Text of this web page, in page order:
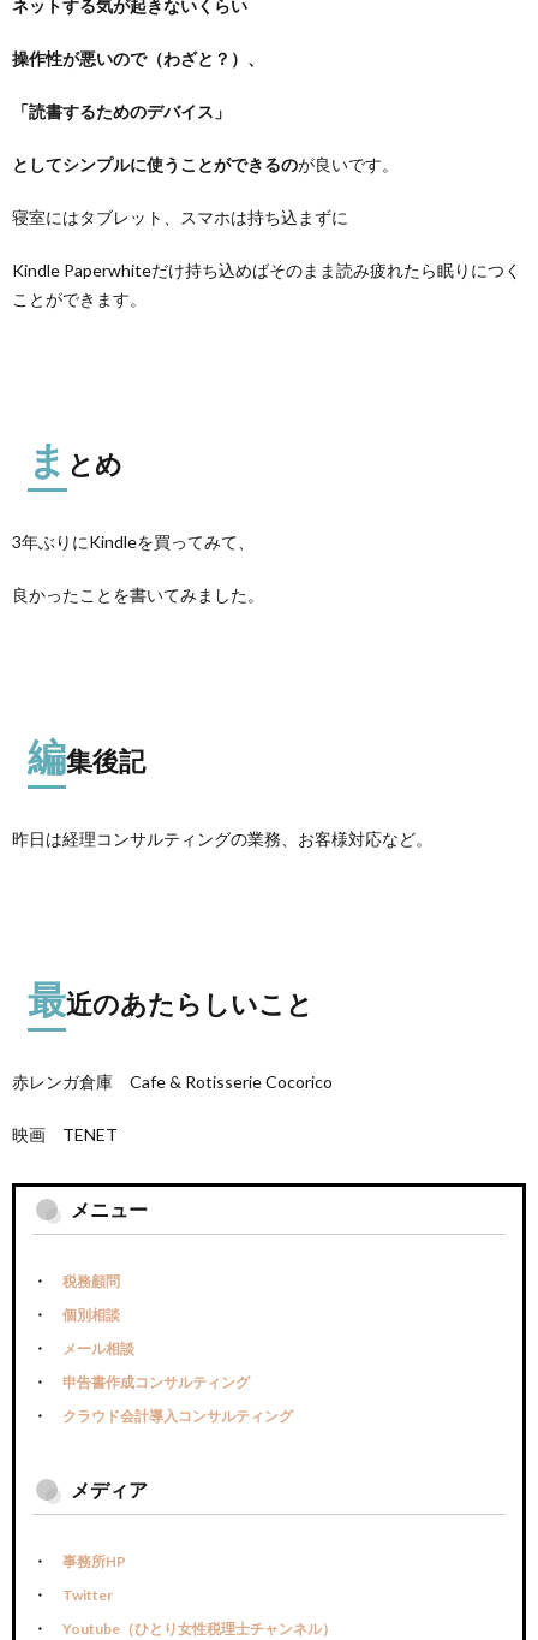
ネットする気が起きないくらい
操作性が悪いので（わざと？）、
「読書するためのデバイス」
としてシンプルに使うことができるのが良いです。
寝室にはタブレット、スマホは持ち込まずに
Kindle Paperwhiteだけ持ち込めばそのまま読み疲れたら眠りにつく
ことができます。
ま とめ
3年ぶりにKindleを買ってみて、
良かったことを書いてみました。
編集後記
昨日は経理コンサルティングの業務、お客様対応など。
最近のあたらしいこと
赤レンガ倉庫 Cafe & Rotisserie Cocorico
映画 TENET
メニュー
税務顧問
個別相談
メール相談
申告書作成コンサルティング
クラウド会計導入コンサルティング
メディア
事務所HP
Twitter
Youtube（ひとり女性税理士チャンネル）